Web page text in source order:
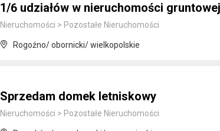
1/6 udziałów w nieruchomości
Nieruchomości > Pozostałe Nieruchomości
Rogoźno/ obornicki/ wielkopolskie
Sprzedam domek letniskowy
Nieruchomości > Pozostałe Nieruchomości